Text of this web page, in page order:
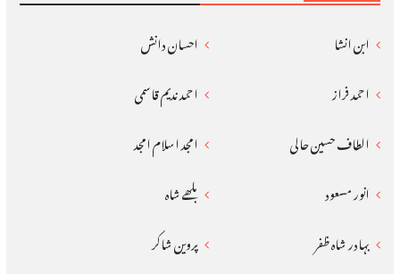
ابن انشا
احسان دانش
احمد فراز
احمد ندیم قاسمی
الطاف حسین حالی
امجد اسلام امجد
انور مسعود
بلھے شاہ
بہادر شاہ ظفر
پروین شاکر